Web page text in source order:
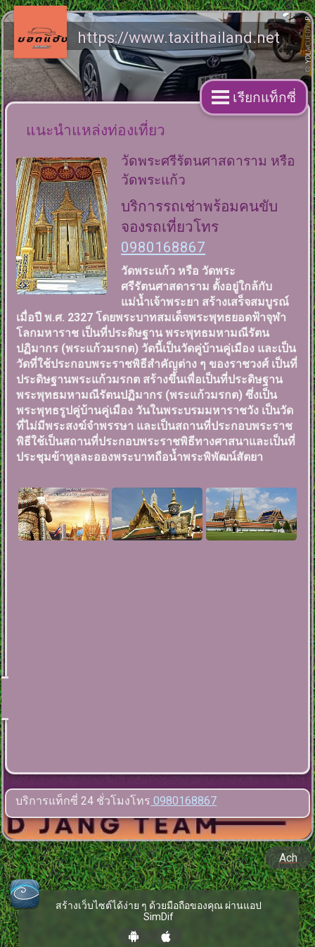
https://www.taxithailand.net
เรียกแท็กซี่
แนะนำแหล่งท่องเที่ยว
วัดพระศรีรัตนศาสดาราม หรือ
วัดพระแก้ว
บริการรถเช่าพร้อมคนขับ
จองรถเที่ยวโทร
0980168867
วัดพระแก้ว หรือ วัดพระ
ศรีรัตนศาสดาราม ตั้งอยู่ใกล้กับ
แม่น้ำเจ้าพระยา สร้างเสร็จสมบูรณ์
เมื่อปี พ.ศ. 2327 โดยพระบาทสมเด็จพระพุทธยอดฟ้าจุฬา
โลกมหาราช เป็นที่ประดิษฐาน พระพุทธมหามณีรัตน
ปฏิมากร (พระแก้วมรกต) วัดนี้เป็นวัดคู่บ้านคู่เมือง และเป็น
วัดที่ใช้ประกอบพระราชพิธีสำคัญต่าง ๆ ของราชวงศ์ เป็นที่
ประดิษฐานพระแก้วมรกต สร้างขึ้นเพื่อเป็นที่ประดิษฐาน
พระพุทธมหามณีรัตนปฏิมากร (พระแก้วมรกต) ซึ่งเป็น
พระพุทธรูปคู่บ้านคู่เมือง วันในพระบรมมหาราชวัง เป็นวัด
ที่ไม่มีพระสงฆ์จำพรรษา และเป็นสถานที่ประกอบพระราช
พิธีใช้เป็นสถานที่ประกอบพระราชพิธีทางศาสนาและเป็นที่
ประชุมข้าทูลละอองพระบาทถือน้ำพระพิพัฒน์สัตยา
บริการแท็กซี่ 24 ชั่วโมงโทร 0980168867
Ach
สร้างเว็บไซต์ได้ง่าย ๆ ด้วยมือถือของคุณ ผ่านแอป
SimDif